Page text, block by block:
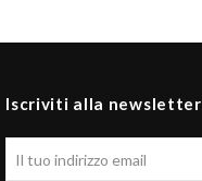
Iscriviti alla newsletter